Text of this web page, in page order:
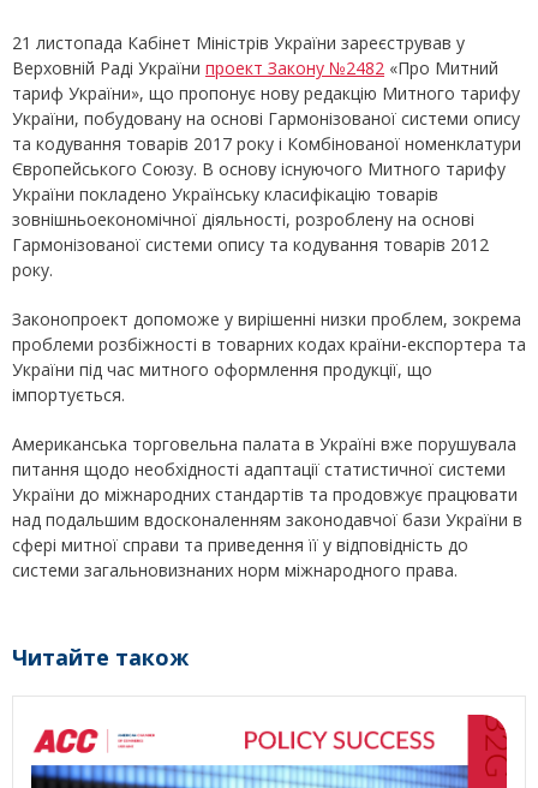
21 листопада Кабінет Міністрів України зареєстрував у
Верховній Раді України проект Закону №2482 «Про Митний
тариф України», що пропонує нову редакцію Митного тарифу
України, побудовану на основі Гармонізованої системи опису
та кодування товарів 2017 року і Комбінованої номенклатури
Європейського Союзу. В основу існуючого Митного тарифу
України покладено Українську класифікацію товарів
зовнішньоекономічної діяльності, розроблену на основі
Гармонізованої системи опису та кодування товарів 2012
року.
Законопроект допоможе у вирішенні низки проблем, зокрема
проблеми розбіжності в товарних кодах країни-експортера та
України під час митного оформлення продукції, що
імпортується.
Американська торговельна палата в Україні вже порушувала
питання щодо необхідності адаптації статистичної системи
України до міжнародних стандартів та продовжує працювати
над подальшим вдосконаленням законодавчої бази України в
сфері митної справи та приведення її у відповідність до
системи загальновизнаних норм міжнародного права.
Читайте також